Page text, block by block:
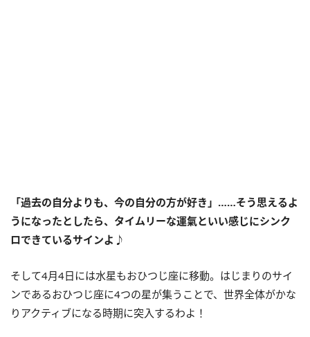
「過去の自分よりも、今の自分の方が好き」……そう思えるよ
うになったとしたら、タイムリーな運氣といい感じにシンク
ロできているサインよ♪
そして4月4日には水星もおひつじ座に移動。はじまりのサイ
ンであるおひつじ座に4つの星が集うことで、世界全体がかな
りアクティブになる時期に突入するわよ！